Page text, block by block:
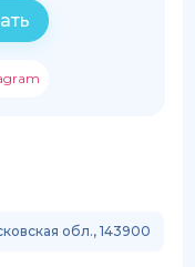
обл., 143900